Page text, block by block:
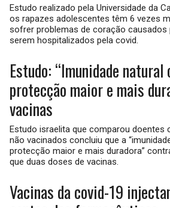
Estudo realizado pela Universidade da
os rapazes adolescentes têm 6 vezes
sofrer problemas de coração causados
serem hospitalizados pela covid.
Estudo: “Imunidade natural
protecção maior e mais
vacinas
Estudo israelita que comparou doentes
não vacinados concluiu que a
protecção maior e mais duradora”
que duas doses de vacinas.
Vacinas da covid-19